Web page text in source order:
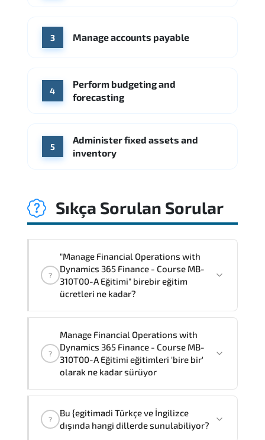
Kaynak: Indeed
3 Manage accounts payable
4
Perform budgeting and
forecasting
5
Administer fixed assets and
inventory
Sıkça Sorulan Sorular
?
"Manage Financial Operations with
Dynamics 365 Finance - Course MB-
310T00-A Eğitimi" birebir eğitim
ücretleri ne kadar?
Dynamics 365 Finance - Course MB-
310T00-A Eğitimi" eğitimleri bire bir ve
grup olmak üzere iki farklı yöntemle
Bire bir olarak eğtim ücreti
?
Manage Financial Operations with
Dynamics 365 Finance - Course MB-
310T00-A Eğitimi eğitimleri 'bire bir'
olarak ne kadar sürüyor
Manage Financial Operations with
Dynamics 365 Finance - Course MB-
310T00-A Eğitimi
?
Bu {egitimadi Türkçe ve İngilizce
dışında hangi dillerde sunulabiliyor?